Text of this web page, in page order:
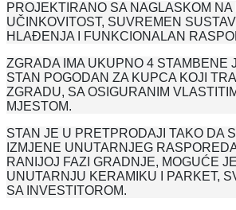
PROJEKTIRANO SA NAGLASKOM
UČINKOVITOST, SUVREMEN SUSTAV
HLAĐENJA I FUNKCIONALAN
ZGRADA IMA UKUPNO 4 STAMBENE
STAN POGODAN ZA KUPCA KOJI
ZGRADU, SA OSIGURANIM
MJESTOM.
STAN JE U PRETPRODAJI TAKO DA
IZMJENE UNUTARNJEG
RANIJOJ FAZI GRADNJE, MOGUĆE
UNUTARNJU KERAMIKU I PARKET,
SA INVESTITOROM.